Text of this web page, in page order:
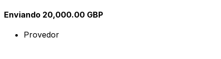
Enviando 20,000.00 GBP
Provedor